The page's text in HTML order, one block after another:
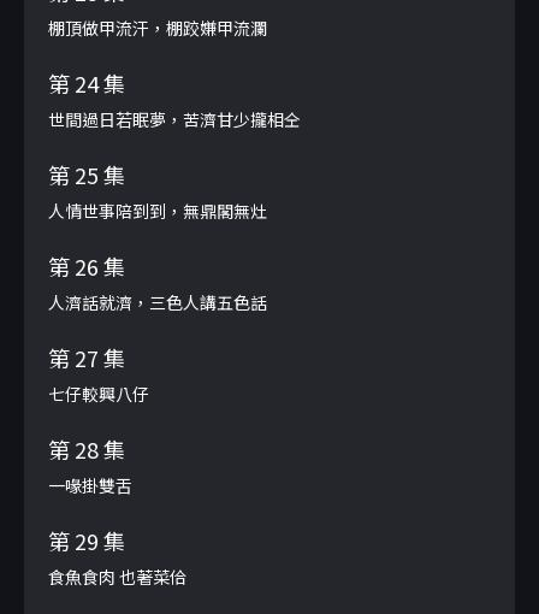
棚頂做甲流汗，棚跤嫌甲流瀾
第 24 集
世間過日若眠夢，苦濟甘少攏相仝
第 25 集
人情世事陪到到，無鼎閣無灶
第 26 集
人濟話就濟，三色人講五色話
第 27 集
七仔較興八仔
第 28 集
一喙掛雙舌
第 29 集
食魚食肉 也著菜佮